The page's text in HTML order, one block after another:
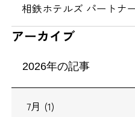
相鉄ホテルズ パートナ
アーカイブ
2026年の記事
7月 (1)